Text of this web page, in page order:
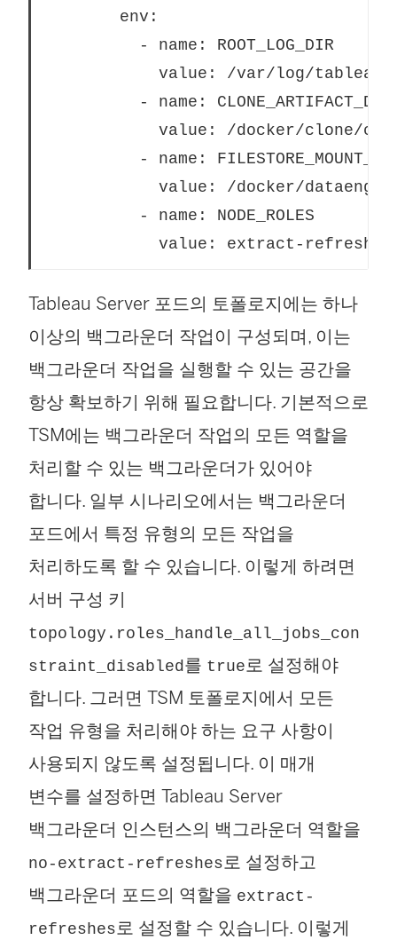
        env:
          - name: ROOT_LOG_DIR
            value: /var/log/tableau
          - name: CLONE_ARTIFACT_DIR
value: /docker/clone/
- name:
value: /docker/
          - name: NODE_ROLES
            value: extract-refreshes
Tableau Server 포드의 토폴로지에는 하나
이상의 백그라운더 작업이 구성되며, 이는
백그라운더 작업을 실행할 수 있는 공간을
항상 확보하기 위해 필요합니다. 기본적으로
TSM에는 백그라운더 작업의 모든 역할을
처리할 수 있는 백그라운더가 있어야
합니다. 일부 시나리오에서는 백그라운더
포드에서 특정 유형의 모든 작업을
처리하도록 할 수 있습니다. 이렇게 하려면
서버 구성 키
topology.roles_handle_all_jobs_con
straint_disabled 를 true 로 설정해야
합니다. 그러면 TSM 토폴로지에서 모든
작업 유형을 처리해야 하는 요구 사항이
사용되지 않도록 설정됩니다. 이 매개
변수를 설정하면 Tableau Server
백그라운더 인스턴스의 백그라운더 역할을
no-extract-refreshes 로 설정하고
백그라운더 포드의 역할을 extract-
refreshes 로 설정할 수 있습니다. 이렇게